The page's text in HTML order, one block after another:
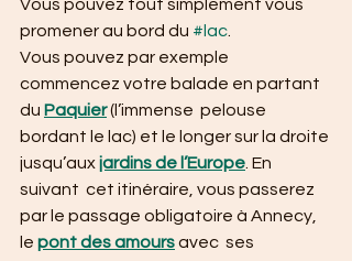
Vous pouvez tout simplement vous
promener au bord du #lac
Vous pouvez par exemple
commencez votre balade en partant
du Paquier (l’immense  pelouse
bordant le lac) et le longer sur la droite
jusqu’aux jardins de l’Europe . En
suivant  cet itinéraire, vous passerez
par le passage obligatoire à Annecy,
le pont des amours avec  ses